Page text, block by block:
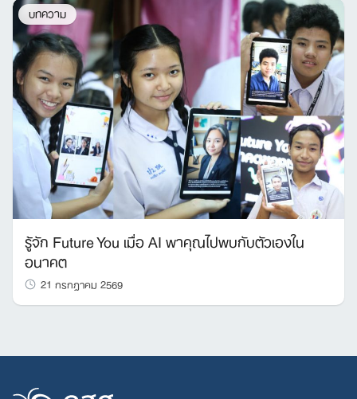
บทความ
รู้จัก Future You เมื่อ AI พาคุณไปพบกับตัวเองใน
อนาคต
21 กรกฎาคม 2569